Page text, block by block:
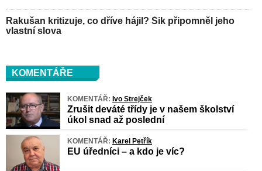
Rakušan kritizuje, co dříve hájil? Šik připomněl jeho
vlastní slova
KOMENTÁŘE
KOMENTÁŘ: Ivo Strejček
Zrušit deváté třídy je v našem školství
úkol snad až poslední
KOMENTÁŘ: Karel Petřík
EU úředníci – a kdo je víc?